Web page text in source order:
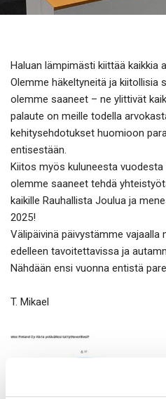
Haluan lämpimästi kiittää kaikkia
Olemme häkeltyneitä ja kiitollisia
olemme saaneet – ne ylittivät
palaute on meille todella
kehitysehdotukset huomioon
entisestään.
Kiitos myös kuluneesta
olemme saaneet tehdä
kaikille Rauhallista Joulua ja
2025!
Välipäivinä päivystämme
edelleen tavoitettavissa ja
Nähdään ensi vuonna entistä
T. Mikael